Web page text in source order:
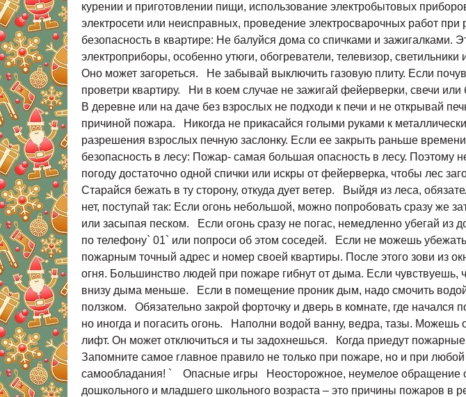
курении и приготовлении пищи, использование электробытовых
электросети или неисправных, проведение электросварочных работ
безопасность в квартире: Не балуйся дома со спичками и
электроприборы, особенно утюги, обогреватели, телевизор,
Оно может загореться. Не забывай выключить газовую плиту. Если
проветри квартиру. Ни в коем случае не зажигай фейерверки, свечи
В деревне или на даче без взрослых не подходи к печи и не открывай
причиной пожара. Никогда не прикасайся голыми руками к
разрешения взрослых печную заслонку. Если ее закрыть раньше
безопасность в лесу: Пожар- самая большая опасность в лесу.
погоду достаточно одной спички или искры от фейерверка, чтобы лес
Старайся бежать в ту сторону, откуда дует ветер. Выйдя из леса,
нет, поступай так: Если огонь небольшой, можно попробовать сразу же
или засыпая песком. Если огонь сразу не погас, немедленно убегай из
по телефону` 01` или попроси об этом соседей. Если не можешь
пожарным точный адрес и номер своей квартиры. После этого зови из
огня. Большинство людей при пожаре гибнут от дыма. Если чувствуешь,
внизу дыма меньше. Если в помещение проник дым, надо смочить
ползком. Обязательно закрой форточку и дверь в комнате, где
но иногда и погасить огонь. Наполни водой ванну, ведра, тазы.
лифт. Он может отключиться и ты задохнешься. Когда приедут
Запомните самое главное правило не только при пожаре, но и при
самообладания! ` Опасные игры Неосторожное, неумелое обращение с
дошкольного и младшего школьного возраста – это причины пожаров в